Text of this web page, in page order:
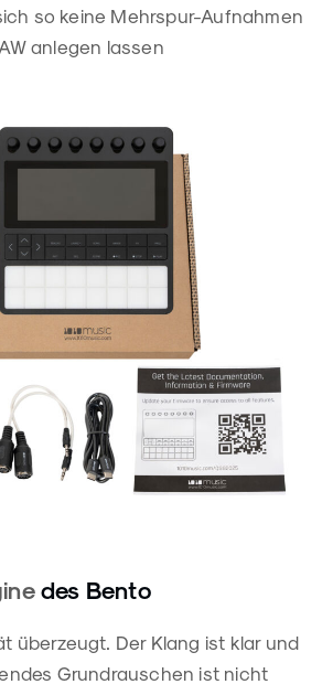
so keine Mehrspur-Aufnahmen
anlegen lassen
des Bento
überzeugt. Der Klang ist klar und
Grundrauschen ist nicht